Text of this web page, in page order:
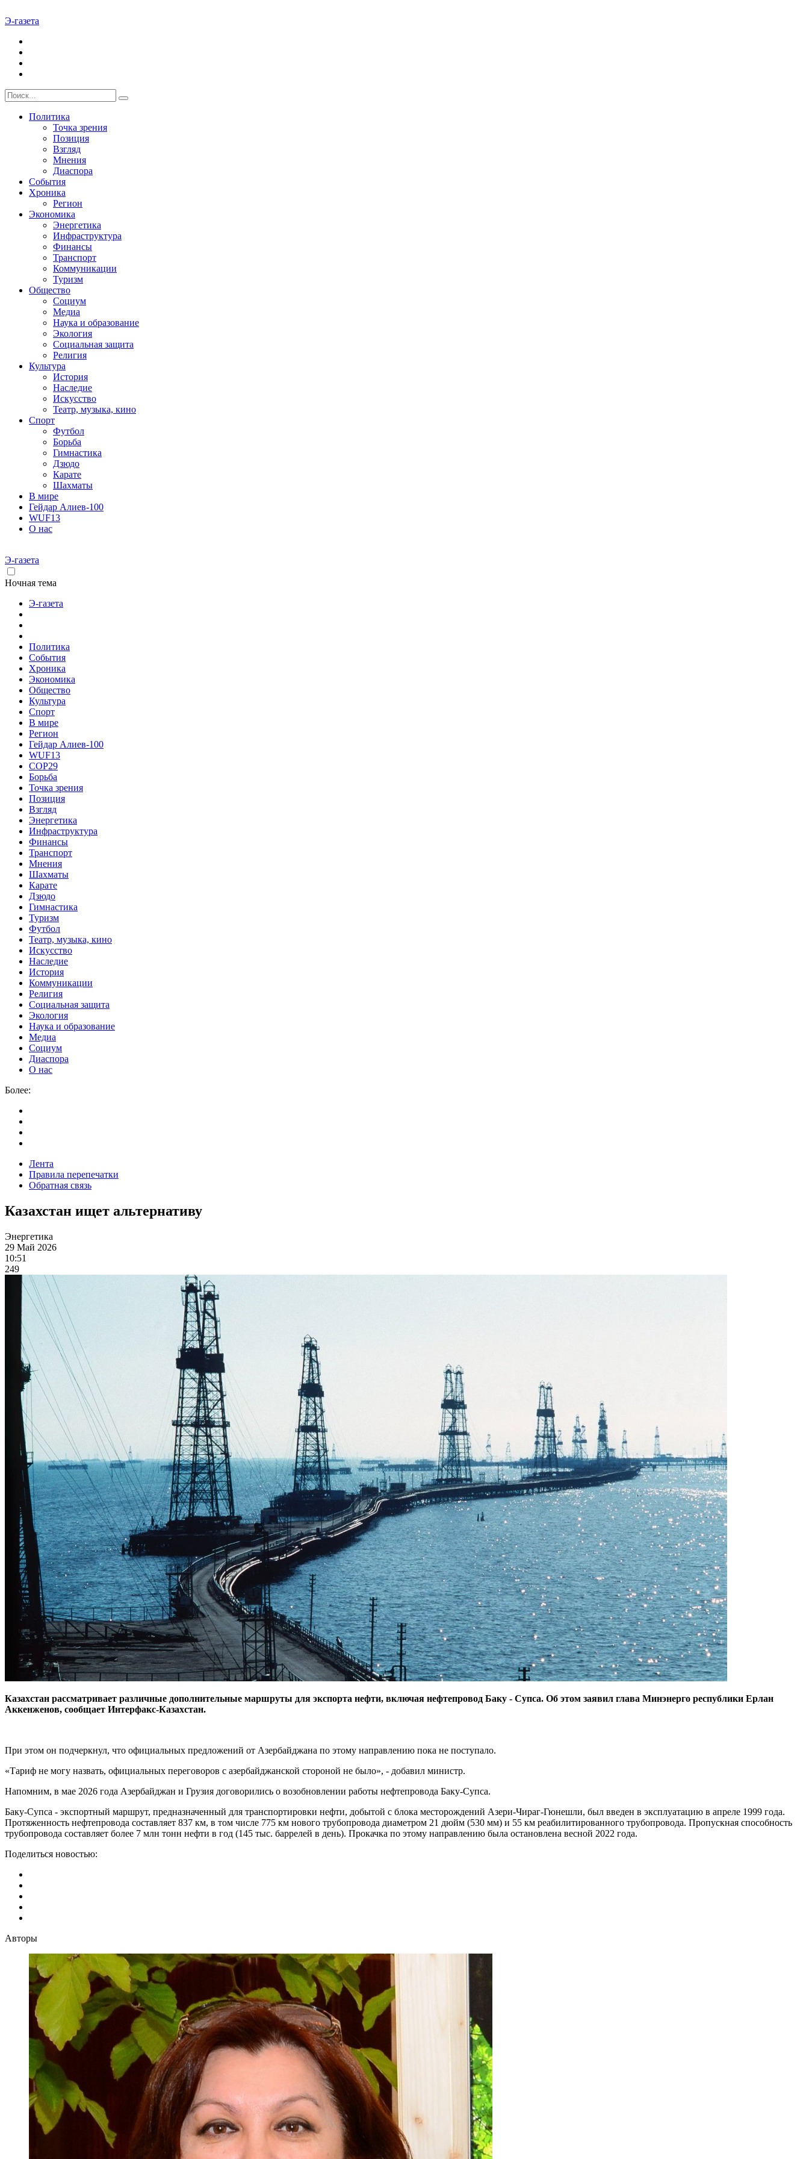
Э-газета
Политика
Точка зрения
Позиция
Взгляд
Мнения
Диаспора
События
Хроника
Регион
Экономика
Энергетика
Инфраструктура
Финансы
Транспорт
Коммуникации
Туризм
Общество
Социум
Медиа
Наука и образование
Экология
Социальная защита
Религия
Культура
История
Наследие
Искусство
Театр, музыка, кино
Спорт
Футбол
Борьба
Гимнастика
Дзюдо
Карате
Шахматы
В мире
Гейдар Алиев-100
WUF13
О нас
Э-газета
Ночная тема
Э-газета
Политика
События
Хроника
Экономика
Общество
Культура
Спорт
В мире
Регион
Гейдар Алиев-100
WUF13
COP29
Борьба
Точка зрения
Позиция
Взгляд
Энергетика
Инфраструктура
Финансы
Транспорт
Мнения
Шахматы
Карате
Дзюдо
Гимнастика
Туризм
Футбол
Театр, музыка, кино
Искусство
Наследие
История
Коммуникации
Религия
Социальная защита
Экология
Наука и образование
Медиа
Социум
Диаспора
О нас
Более:
Лента
Правила перепечатки
Обратная связь
Казахстан ищет альтернативу
Энергетика
29 Май 2026
10:51
249
Казахстан рассматривает различные дополнительные маршруты для экспорта нефти, включая нефтепровод Баку - Супса. Об этом заявил глава Минэнерго республики Ерлан
Аккенженов, сообщает Интерфакс-Казахстан.
При этом он подчеркнул, что официальных предложений от Азербайджана по этому направлению пока не поступало.
«Тариф не могу назвать, официальных переговоров с азербайджанской стороной не было», - добавил министр.
Напомним, в мае 2026 года Азербайджан и Грузия договорились о возобновлении работы нефтепровода Баку-Супса.
Баку-Супса - экспортный маршрут, предназначенный для транспортировки нефти, добытой с блока месторождений Азери-Чираг-Гюнешли, был введен в эксплуатацию в апреле 1999 года.
Протяженность нефтепровода составляет 837 км, в том числе 775 км нового трубопровода диаметром 21 дюйм (530 мм) и 55 км реабилитированного трубопровода. Пропускная способность
трубопровода составляет более 7 млн тонн нефти в год (145 тыс. баррелей в день). Прокачка по этому направлению была остановлена весной 2022 года.
Поделиться новостью:
Авторы